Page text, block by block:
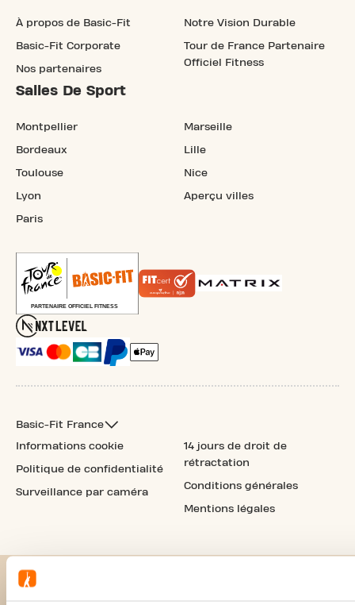
À propos de Basic-Fit
Basic-Fit Corporate
Nos partenaires
Notre Vision Durable
Tour de France Partenaire
Officiel Fitness
Salles De Sport
Montpellier
Bordeaux
Toulouse
Lyon
Paris
Marseille
Lille
Nice
Aperçu villes
Basic-Fit France
Informations cookie
Politique de confidentialité
Surveillance par caméra
14 jours de droit de
rétractation
Conditions générales
Mentions légales